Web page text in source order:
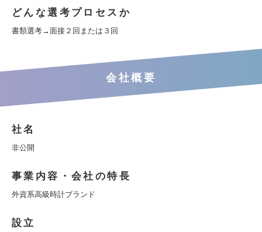
どんな選考プロセスか
書類選考→面接２回または３回
会社概要
社名
非公開
事業内容・会社の特長
外資系高級時計ブランド
設立